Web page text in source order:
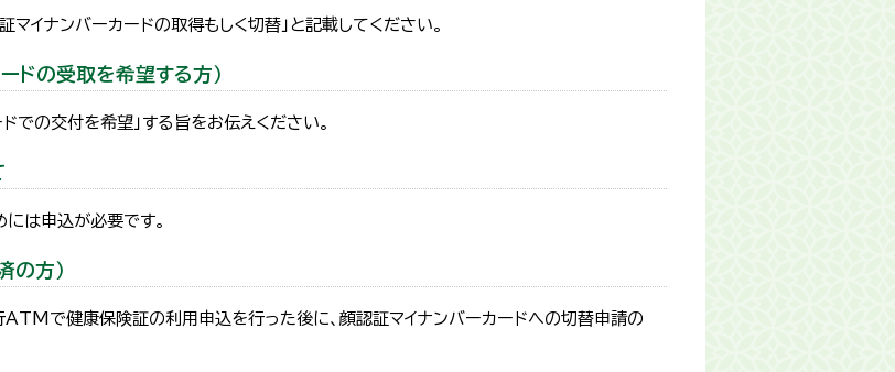
マイナンバーカードの取得もしく切替」と記載してください。
ドの受取を希望する方）
での交付を希望」する旨をお伝えください。
は申込が必要です。
の方）
ATMで健康保険証の利用申込を行った後に、顔認証マイナンバーカードへの切替申請の